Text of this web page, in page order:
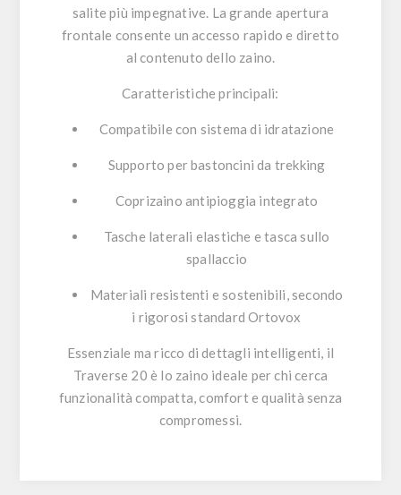
salite più impegnative. Lagrande apertura
frontale consente un accesso rapido e diretto
al contenuto dello zaino.
Caratteristiche principali:
Compatibile con sistema di idratazione
Supporto per bastoncini da trekking
Coprizaino antipioggia integrato
Tasche laterali elastiche e tasca sullo
spallaccio
Materiali resistenti e sostenibili, secondo
i rigorosi standard Ortovox
Essenziale ma ricco di dettagli intelligenti, il
Traverse 20 è lo zaino ideale per chi cerca
funzionalità compatta, comfort e qualità senza
compromessi.